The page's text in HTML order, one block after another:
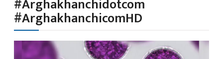
समाचार
समाचार
#Arghakhanchidotcom
#ArghakhanchicomHD